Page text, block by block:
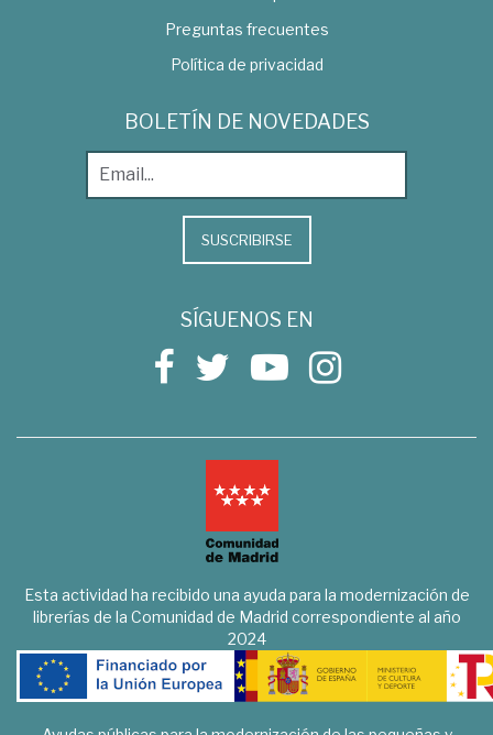
Preguntas frecuentes
Política de privacidad
BOLETÍN DE NOVEDADES
SUSCRIBIRSE
SÍGUENOS EN
Esta actividad ha recibido una ayuda para la modernización de
librerías de la Comunidad de Madrid correspondiente al año
2024